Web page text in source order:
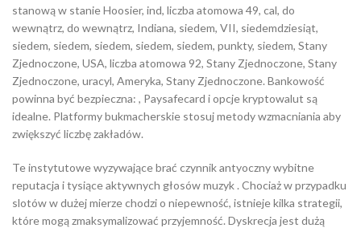
stanową w stanie Hoosier, ind, liczba atomowa 49, cal, do
wewnątrz, do wewnątrz, Indiana, siedem, VII, siedemdziesiąt,
siedem, siedem, siedem, siedem, siedem, punkty, siedem, Stany
Zjednoczone, USA, liczba atomowa 92, Stany Zjednoczone, Stany
Zjednoczone, uracyl, Ameryka, Stany Zjednoczone. Bankowość
powinna być bezpieczna: , Paysafecard i opcje kryptowalut są
idealne. Platformy bukmacherskie stosuj metody wzmacniania aby
zwiększyć liczbę zakładów.
Te instytutowe wyzywające brać czynnik antyoczny wybitne
reputacja i tysiące aktywnych głosów muzyk . Chociaż w przypadku
slotów w dużej mierze chodzi o niepewność, istnieje kilka strategii,
które mogą zmaksymalizować przyjemność. Dyskrecja jest dużą